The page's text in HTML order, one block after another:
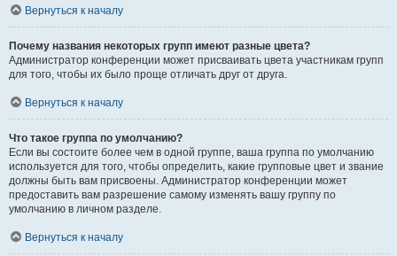
Вернуться к началу
Почему названия некоторых групп имеют разные цвета?
Администратор конференции может присваивать цвета участникам групп
для того, чтобы их было проще отличать друг от друга.
Вернуться к началу
Что такое группа по умолчанию?
Если вы состоите более чем в одной группе, ваша группа по умолчанию
используется для того, чтобы определить, какие групповые цвет и звание
должны быть вам присвоены. Администратор конференции может
предоставить вам разрешение самому изменять вашу группу по
умолчанию в личном разделе.
Вернуться к началу